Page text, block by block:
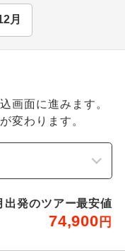
月
画面に進みます。
変わります。
出発のツアー最安値
74,900 円